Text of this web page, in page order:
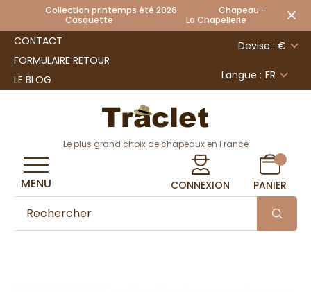
Collection printemps été 2026 Chapeau -
Casquette La Chapellerie
CONTACT
FORMULAIRE RETOUR
LE BLOG
Devise : €
Langue : FR
Le plus grand choix de chapeaux en France
CONNEXION PANIER
MENU